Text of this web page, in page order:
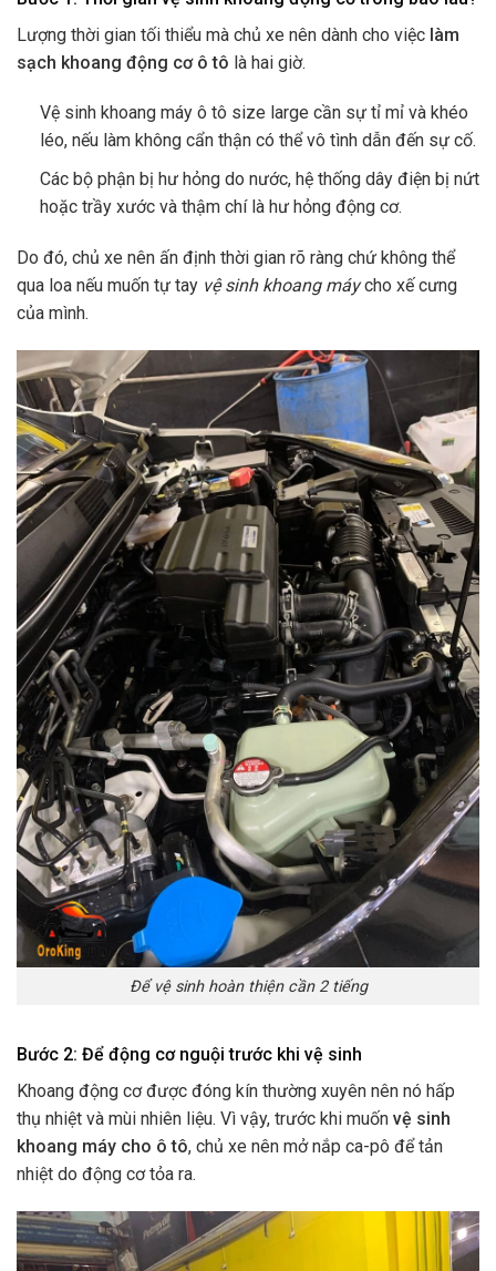
Lượng thời gian tối thiểu mà chủ xe nên dành cho việc làm
sạch khoang động cơ ô tô là hai giờ.
Vệ sinh khoang máy ô tô size large cần sự tỉ mỉ và khéo
léo, nếu làm không cẩn thận có thể vô tình dẫn đến sự cố.
Các bộ phận bị hư hỏng do nước, hệ thống dây điện bị nứt
hoặc trầy xước và thậm chí là hư hỏng động cơ.
Do đó, chủ xe nên ấn định thời gian rõ ràng chứ không thể
qua loa nếu muốn tự tay vệ sinh khoang máycho xế cưng
của mình.
Để vệ sinh hoàn thiện cần 2 tiếng
Bước 2: Để động cơ nguội trước khi vệ sinh
Khoang động cơ được đóng kín thường xuyên nên nó hấp
thụ nhiệt và mùi nhiên liệu. Vì vậy, trước khi muốn vệ sinh
khoang máy cho ô tô, chủ xe nên mở nắp ca-pô để tản
nhiệt do động cơ tỏa ra.